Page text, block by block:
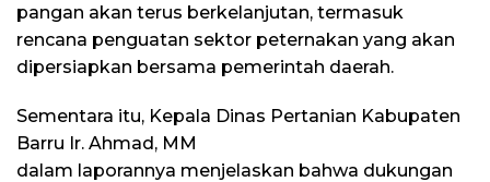
pangan akan terus berkelanjutan, termasuk
rencana penguatan sektor peternakan yang akan
dipersiapkan bersama pemerintah daerah.
Sementara itu, Kepala Dinas Pertanian Kabupaten
Barru Ir. Ahmad, MM
dalam laporannya menjelaskan bahwa dukungan